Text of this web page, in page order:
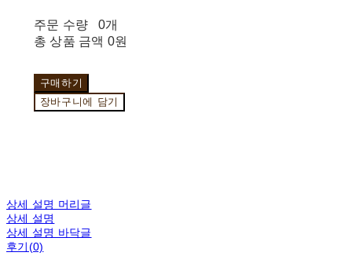
주문 수량
0개
총 상품 금액 0원
구매하기
장바구니에 담기
상세 설명 머리글
상세 설명
상세 설명 바닥글
후기(0)